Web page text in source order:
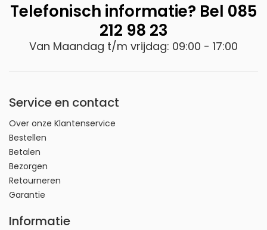
Telefonisch informatie? Bel 085
212 98 23
Van Maandag t/m vrijdag: 09:00 - 17:00
Service en contact
Over onze Klantenservice
Bestellen
Betalen
Bezorgen
Retourneren
Garantie
Informatie